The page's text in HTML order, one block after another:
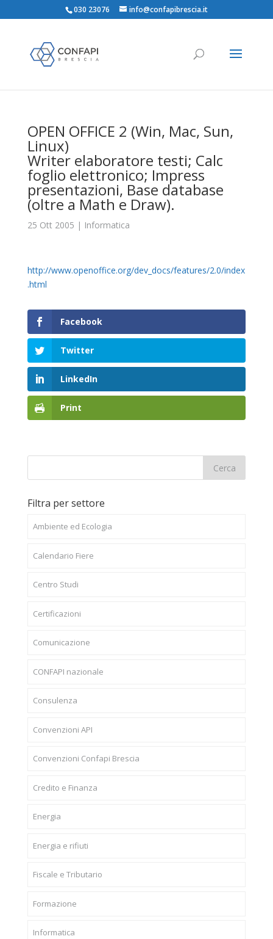
030 23076 info@confapibrescia.it
OPEN OFFICE 2 (Win, Mac, Sun,
Linux)
Writer elaboratore testi; Calc
foglio elettronico; Impress
presentazioni, Base database
(oltre a Math e Draw).
25 Ott 2005 | Informatica
http://www.openoffice.org/dev_docs/features/2.0/index
.html
Facebook
Twitter
LinkedIn
Print
Filtra per settore
Ambiente ed Ecologia
Calendario Fiere
Centro Studi
Certificazioni
Comunicazione
CONFAPI nazionale
Consulenza
Convenzioni API
Convenzioni Confapi Brescia
Credito e Finanza
Energia
Energia e rifiuti
Fiscale e Tributario
Formazione
Informatica